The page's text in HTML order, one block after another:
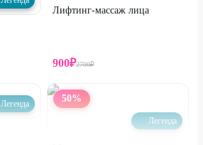
Лифтинг-массаж лица
900₽2700₽
Легенда 50%
Легенда